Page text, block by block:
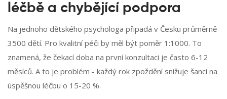
léčbě a chybějící podpora
Na jednoho dětského psychologa připadá v Česku průměrně
3500 dětí. Pro kvalitní péči by měl být poměr 1:1000. To
znamená, že čekací doba na první konzultaci je často 6-12
měsíců. A to je problém - každý rok zpoždění snižuje šanci na
úspěšnou léčbu o 15-20 %.